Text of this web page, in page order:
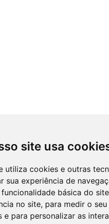
site usa
utiliza cookies e outras
sua experiência de
básica do site
no site, para medir o
e para personalizar as